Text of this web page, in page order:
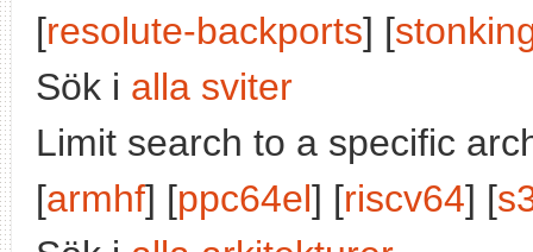
[resolute-backports] [
Sök i alla sviter
Limit search to a specific
[armhf] [ppc64el] [riscv64] [